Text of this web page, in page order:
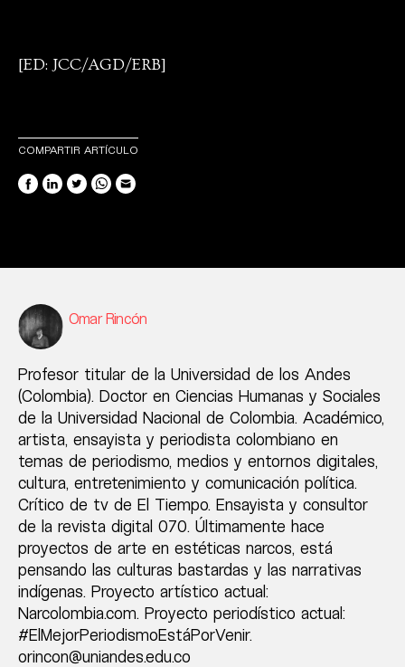
[ED: JCC/AGD/ERB]
COMPARTIR ARTÍCULO
Omar Rincón
Profesor titular de la Universidad de los Andes
(Colombia). Doctor en Ciencias Humanas y Sociales
de la Universidad Nacional de Colombia. Académico,
artista, ensayista y periodista colombiano en
temas de periodismo, medios y entornos digitales,
cultura, entretenimiento y comunicación política.
Crítico de tv de El Tiempo. Ensayista y consultor
de la revista digital 070. Últimamente hace
proyectos de arte en estéticas narcos, está
pensando las culturas bastardas y las narrativas
indígenas. Proyecto artístico actual:
Narcolombia.com. Proyecto periodístico actual:
#ElMejorPeriodismoEstáPorVenir.
orincon@uniandes.edu.co